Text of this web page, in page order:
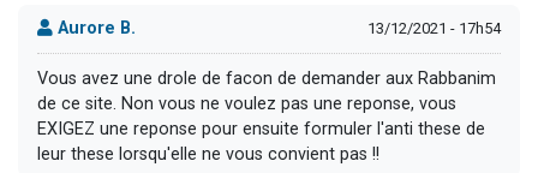
Aurore B. 13/12/2021 - 17h54
Vous avez une drole de facon de demander aux Rabbanim
de ce site. Non vous ne voulez pas une reponse, vous
EXIGEZ une reponse pour ensuite formuler l'anti these de
leur these lorsqu'elle ne vous convient pas !!